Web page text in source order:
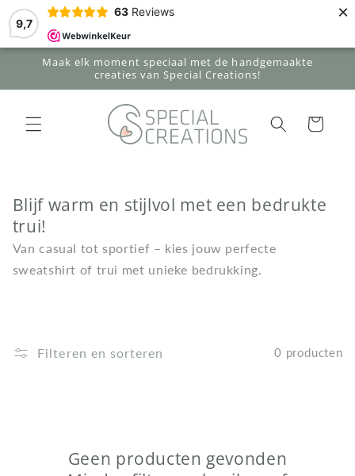
9,7
63 Reviews ×
Meteen
naar de
content
Maak elk moment speciaal met de handgemaakte
creaties van Special Creations!
Winkelwagen
Blijf warm en stijlvol met een bedrukte
trui!
Van casual tot sportief – kies jouw perfecte
sweatshirt of trui met unieke bedrukking.
Filteren en sorteren 0 producten
Geen producten gevonden